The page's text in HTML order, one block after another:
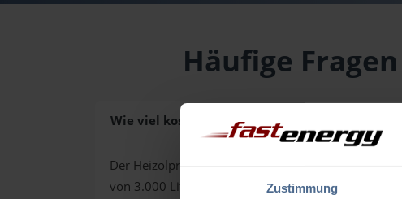
Zustimmung
Häufige
Wie viel kostet Heizöl in Taiskirchen im
Der Heizölpreis in Taiskirchen im Innkreis (PLZ
von 3.000 Liter. Den exakten Preis für Ihre